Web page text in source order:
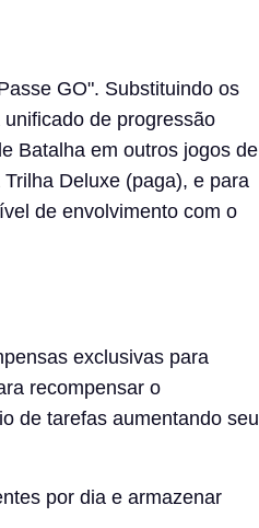
GO". Substituindo os
de progressão
Batalha em outros jogos de
Deluxe (paga), e para
de envolvimento com o
exclusivas para
recompensar o
de tarefas aumentando seu
por dia e armazenar